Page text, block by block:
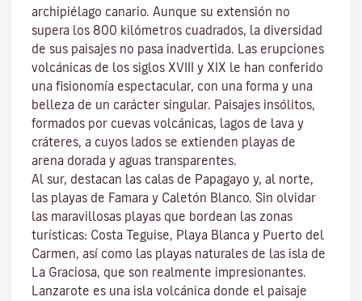
archipiélago canario. Aunque su extensión no
supera los 800 kilómetros cuadrados, la diversidad
de sus paisajes no pasa inadvertida. Las erupciones
volcánicas de los siglos XVIII y XIX le han conferido
una fisionomía espectacular, con una forma y una
belleza de un carácter singular. Paisajes insólitos,
formados por cuevas volcánicas, lagos de lava y
cráteres, a cuyos lados se extienden playas de
arena dorada y aguas transparentes.
Al sur, destacan las calas de Papagayo y, al norte,
las playas de Famara y Caletón Blanco. Sin olvidar
las maravillosas playas que bordean las zonas
turísticas: Costa Teguise, Playa Blanca y Puerto del
Carmen, así como las playas naturales de las isla de
La Graciosa, que son realmente impresionantes.
Lanzarote es una isla volcánica donde el paisaje